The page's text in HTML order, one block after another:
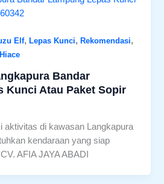
Elf,Lepas Kunci,Rekomendasi,
Bandar
Kunci Atau Paket Sopir
aktivitas di kawasan Langkapura
kendaraan yang siap
AFIA JAYA ABADI